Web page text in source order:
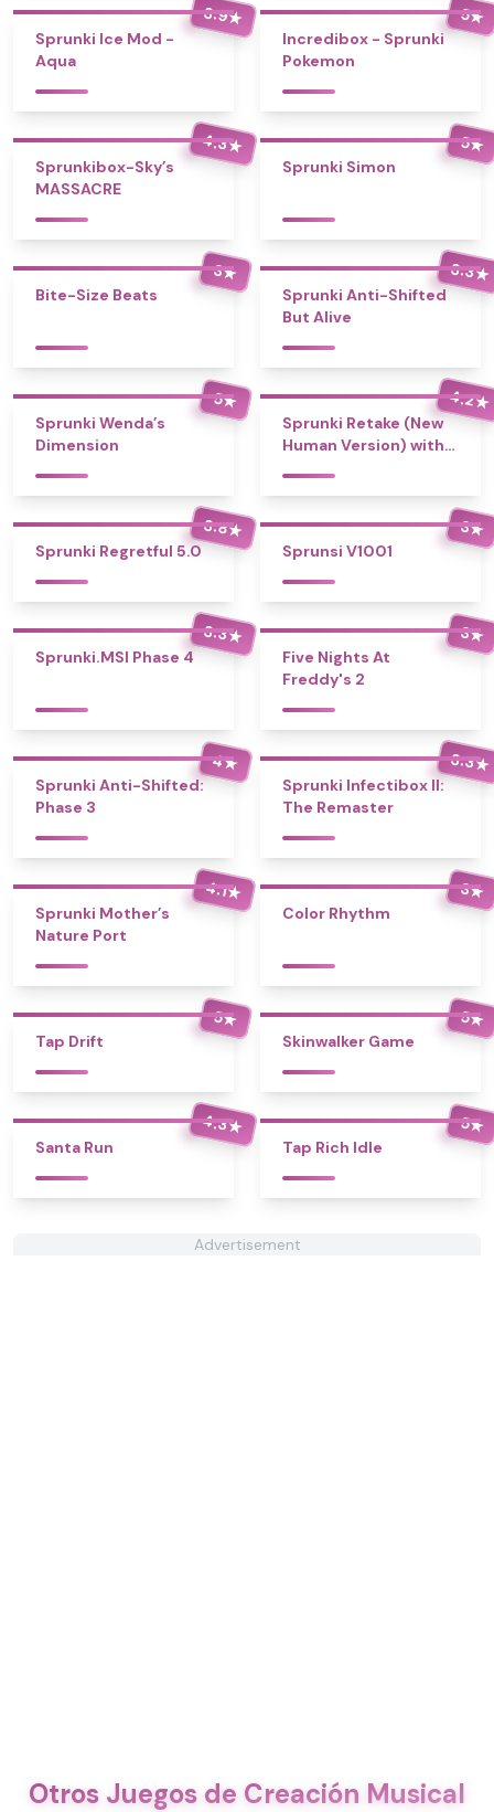
3.9★
Sprunki Ice Mod -
Aqua
5★
Incredibox - Sprunki
Pokemon
4.3★
Sprunkibox-Sky’s
MASSACRE
5★
Sprunki Simon
3★
Bite-Size Beats
3.3★
Sprunki Anti-Shifted
But Alive
5★
Sprunki Wenda’s
Dimension
4.2★
Sprunki Retake (New
Human Version) with
3.8★
Sprunki Regretful 5.0
3★
Sprunsi V1001
3.3★
Sprunki.MSI Phase 4
3★
Five Nights At
Freddy's 2
4★
Sprunki Anti-Shifted:
Phase 3
3.3★
Sprunki Infectibox II:
The Remaster
4.1★
Sprunki Mother’s
Nature Port
3★
Color Rhythm
5★
Tap Drift
5★
Skinwalker Game
4.3★
Santa Run
5★
Tap Rich Idle
Advertisement
Otros Juegos de Creación Musical